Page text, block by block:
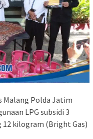
Malang Polda Jatim
LPG subsidi 3
kilogram (Bright Gas)